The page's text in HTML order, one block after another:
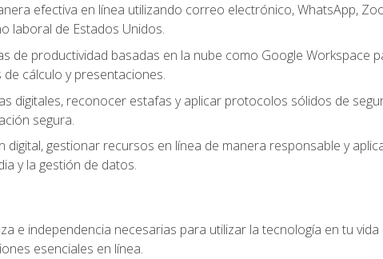
efectiva en línea utilizando correo electrónico, WhatsApp,
laboral de Estados Unidos.
de productividad basadas en la nube como Google Workspace
cálculo y presentaciones.
digitales, reconocer estafas y aplicar protocolos sólidos de
segura.
digital, gestionar recursos en línea de manera responsable y
y la gestión de datos.
e independencia necesarias para utilizar la tecnología en tu
esenciales en línea.